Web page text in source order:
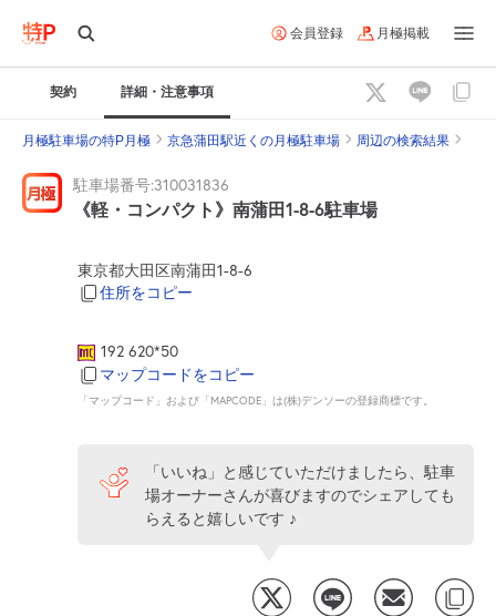
会員登録 月極掲載
契約 詳細・注意事項
月極駐車場の特P月極 京急蒲田駅近くの月極駐車場 周辺の検索結果
駐車場番号:310031836
《軽・コンパクト》南蒲田1-8-6駐車場
東京都大田区南蒲田1-8-6
住所をコピー
192 620*50
マップコードをコピー
「マップコード」および「MAPCODE」は(株)デンソーの登録商標です。
「いいね」と感じていただけましたら、駐車
場オーナーさんが喜びますのでシェアしても
らえると嬉しいです ♪